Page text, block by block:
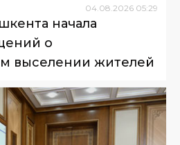
04 08 2026 05:29
начала
о
выселении жителей